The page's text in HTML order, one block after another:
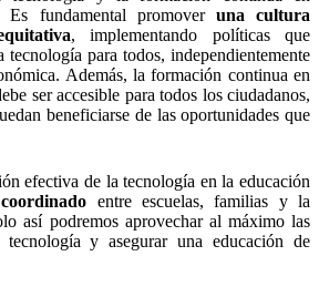
Es fundamental promover una cultura
, implementando políticas que
tecnología para todos, independientemente
Además, la formación continua en
ser accesible para todos los ciudadanos,
beneficiarse de las oportunidades que
efectiva de la tecnología en la educación
entre escuelas, familias y la
así podremos aprovechar al máximo las
y asegurar una educación de